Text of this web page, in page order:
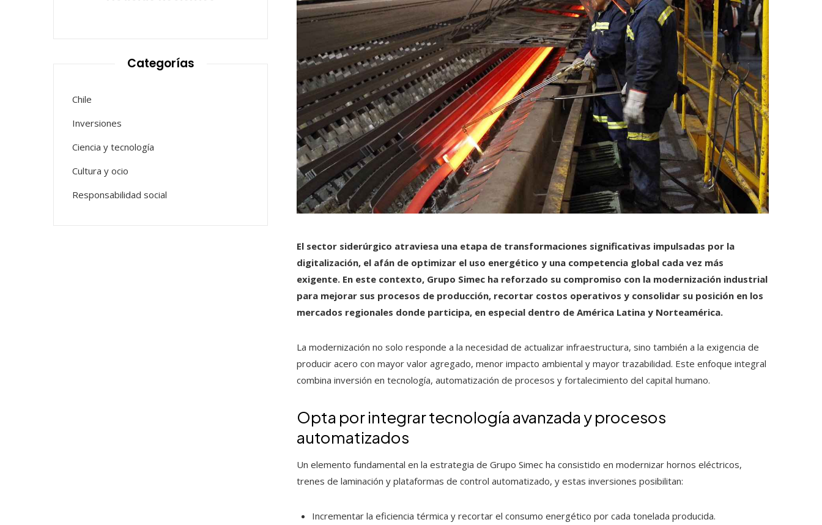
El sector siderúrgico atraviesa una etapa de transformaciones significativas impulsadas por la
digitalización, el afán de optimizar el uso energético y una competencia global cada vez más
exigente. En este contexto, Grupo Simec ha reforzado su compromiso con la modernización industrial
para mejorar sus procesos de producción, recortar costos operativos y consolidar su posición en los
mercados regionales donde participa, en especial dentro de América Latina y Norteamérica.
La modernización no solo responde a la necesidad de actualizar infraestructura, sino también a la exigencia de
producir acero con mayor valor agregado, menor impacto ambiental y mayor trazabilidad. Este enfoque integral
combina inversión en tecnología, automatización de procesos y fortalecimiento del capital humano.
Opta por integrar tecnología avanzada y procesos
automatizados
Un elemento fundamental en la estrategia de Grupo Simec ha consistido en modernizar hornos eléctricos,
trenes de laminación y plataformas de control automatizado, y estas inversiones posibilitan:
Incrementar la eficiencia térmica y recortar el consumo energético por cada tonelada producida.
Categorías
Chile
Inversiones
Ciencia y tecnología
Cultura y ocio
Responsabilidad social